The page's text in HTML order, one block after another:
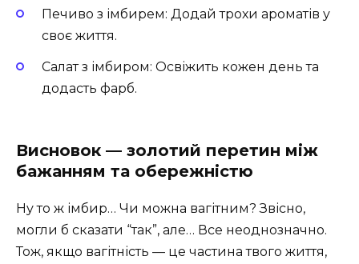
Печиво з імбирем: Додай трохи ароматів у
своє життя.
Салат з імбиром: Освіжить кожен день та
додасть фарб.
Висновок — золотий перетин між
бажанням та обережністю
Ну то ж імбир… Чи можна вагітним? Звісно,
могли б сказати “так”, але… Все неоднозначно.
Тож, якщо вагітність — це частина твого життя,